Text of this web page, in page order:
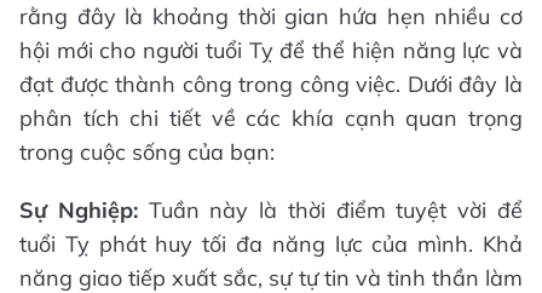
rằng đây là khoảng thời gian hứa hẹn nhiều cơ
hội mới cho người tuổi Tỵ để thể hiện năng lực và
đạt được thành công trong công việc. Dưới đây là
phân tích chi tiết về các khía cạnh quan trọng
trong cuộc sống của bạn:
Sự Nghiệp: Tuần này là thời điểm tuyệt vời để
tuổi Tỵ phát huy tối đa năng lực của mình. Khả
năng giao tiếp xuất sắc, sự tự tin và tinh thần làm